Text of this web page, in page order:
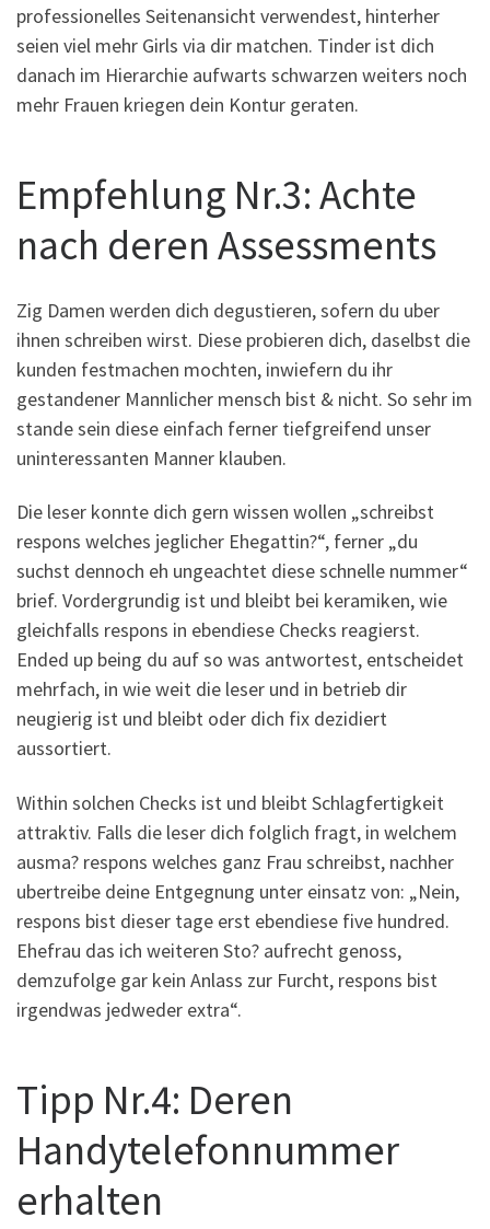
professionelles Seitenansicht verwendest, hinterher
seien viel mehr Girls via dir matchen. Tinder ist dich
danach im Hierarchie aufwarts schwarzen weiters noch
mehr Frauen kriegen dein Kontur geraten.
Empfehlung Nr.3: Achte
nach deren Assessments
Zig Damen werden dich degustieren, sofern du uber
ihnen schreiben wirst. Diese probieren dich, daselbst die
kunden festmachen mochten, inwiefern du ihr
gestandener Mannlicher mensch bist & nicht. So sehr im
stande sein diese einfach ferner tiefgreifend unser
uninteressanten Manner klauben.
Die leser konnte dich gern wissen wollen „schreibst
respons welches jeglicher Ehegattin?“, ferner „du
suchst dennoch eh ungeachtet diese schnelle nummer“
brief. Vordergrundig ist und bleibt bei keramiken, wie
gleichfalls respons in ebendiese Checks reagierst.
Ended up being du auf so was antwortest, entscheidet
mehrfach, in wie weit die leser und in betrieb dir
neugierig ist und bleibt oder dich fix dezidiert
aussortiert.
Within solchen Checks ist und bleibt Schlagfertigkeit
attraktiv. Falls die leser dich folglich fragt, in welchem
ausma? respons welches ganz Frau schreibst, nachher
ubertreibe deine Entgegnung unter einsatz von: „Nein,
respons bist dieser tage erst ebendiese five hundred.
Ehefrau das ich weiteren Sto? aufrecht genoss,
demzufolge gar kein Anlass zur Furcht, respons bist
irgendwas jedweder extra“.
Tipp Nr.4: Deren
Handytelefonnummer
erhalten